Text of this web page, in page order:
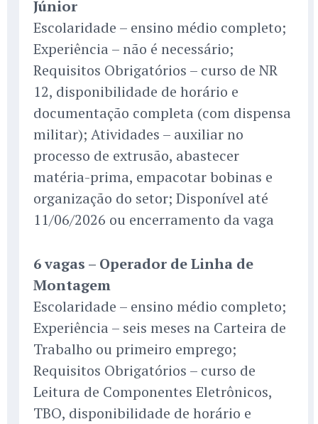
Júnior
Escolaridade – ensino médio completo;
Experiência – não é necessário;
Requisitos Obrigatórios – curso de NR
12, disponibilidade de horário e
documentação completa (com dispensa
militar); Atividades – auxiliar no
processo de extrusão, abastecer
matéria-prima, empacotar bobinas e
organização do setor; Disponível até
11/06/2026 ou encerramento da vaga
6 vagas – Operador de Linha de
Montagem
Escolaridade – ensino médio completo;
Experiência – seis meses na Carteira de
Trabalho ou primeiro emprego;
Requisitos Obrigatórios – curso de
Leitura de Componentes Eletrônicos,
TBO, disponibilidade de horário e